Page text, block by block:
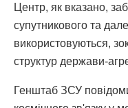
Центр, як вказано,
супутникового та
використовуються,
структур держави-
Генштаб ЗСУ